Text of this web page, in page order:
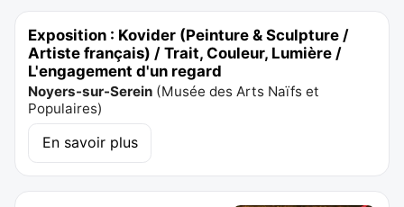
Exposition : Kovider (Peinture & Sculpture /
Artiste français) / Trait, Couleur, Lumière /
L'engagement d'un regard
Noyers-sur-Serein (Musée des Arts Naïfs et
Populaires)
En savoir plus